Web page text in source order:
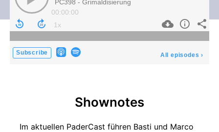
PC398 - Grimaldisierung
00:00:00
Subscribe All episodes ›
Shownotes
Im aktuellen PaderCast führen Basti und Marco